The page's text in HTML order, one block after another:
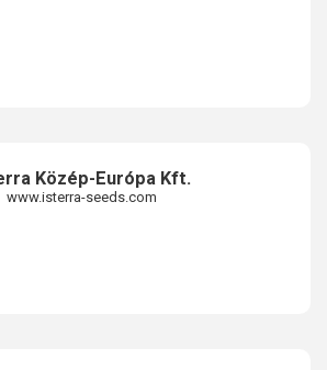
Közép-Európa Kft.
www.isterra-seeds.com